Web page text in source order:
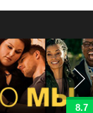
8.7